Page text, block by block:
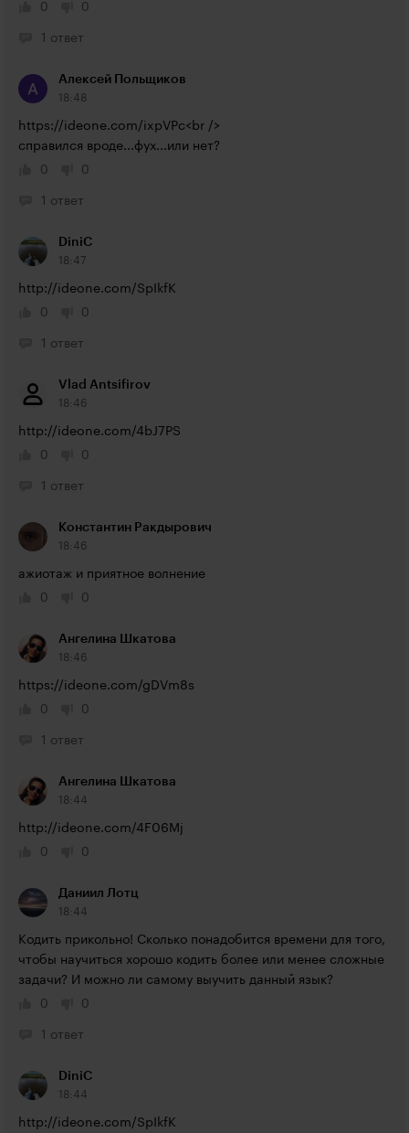
0
0
1 ответ
Алексей Польщиков
18:48
https://ideone.com/ixpVPc<br />
справился вроде...фух...или нет?
0
0
1 ответ
DiniC
18:47
http://ideone.com/SpIkfK
0
0
1 ответ
Vlad Antsifirov
18:46
http://ideone.com/4bJ7PS
0
0
1 ответ
Константин Ракдырович
18:46
ажиотаж и приятное волнение
0
0
Ангелина Шкатова
18:46
https://ideone.com/gDVm8s
0
0
1 ответ
Ангелина Шкатова
18:44
http://ideone.com/4F06Mj
0
0
Даниил Лотц
18:44
Кодить прикольно! Сколько понадобится времени для того,
чтобы научиться хорошо кодить более или менее сложные
задачи? И можно ли самому выучить данный язык?
0
0
1 ответ
DiniC
18:44
http://ideone.com/SpIkfK